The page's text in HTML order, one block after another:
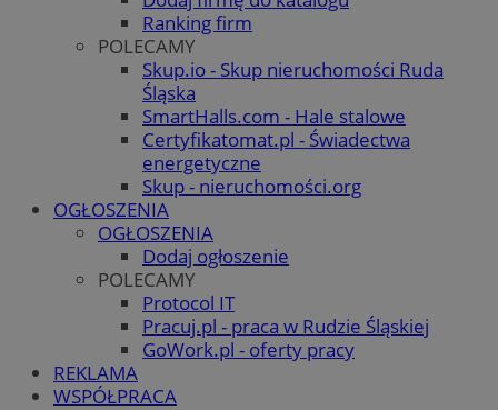
Ranking firm
POLECAMY
Skup.io - Skup nieruchomości Ruda
Śląska
SmartHalls.com - Hale stalowe
Certyfikatomat.pl - Świadectwa
energetyczne
Skup - nieruchomości.org
OGŁOSZENIA
OGŁOSZENIA
Dodaj ogłoszenie
POLECAMY
Protocol IT
Pracuj.pl - praca w Rudzie Śląskiej
GoWork.pl - oferty pracy
REKLAMA
WSPÓŁPRACA